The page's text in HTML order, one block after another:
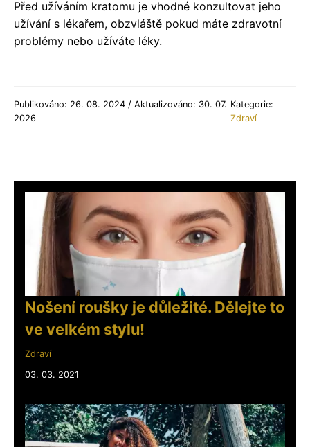
Před užíváním kratomu je vhodné konzultovat jeho
užívání s lékařem, obzvláště pokud máte zdravotní
problémy nebo užíváte léky.
Publikováno: 26. 08. 2024 / Aktualizováno: 30. 07.
2026
Kategorie:
Zdraví
Nošení roušky je důležité. Dělejte to
ve velkém stylu!
Zdraví
03. 03. 2021